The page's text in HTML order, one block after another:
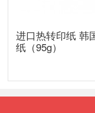
进口热转印纸 韩
纸（95g）